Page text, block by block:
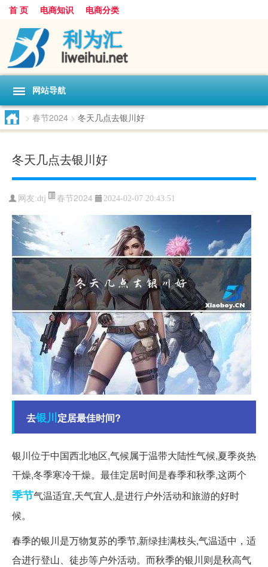
首 页 电商知识 电商分类
网站导航
> 春节2024 > 冬天几点去银川好
冬天几点去银川好
网友:dtj 春节2024 2024-02-07 20:43:51
去银川定居最佳时间?
银川位于中国西北地区,气候属于温带大陆性气候,夏季炎热
干燥,冬季寒冷干燥。最佳定居时间是春季和秋季,这两个
季节气温适宜,天气宜人,是进行户外活动和旅游的好时
候。
春季的银川是万物复苏的季节,新绿挂满枝头,气温适中，适
合进行登山、徒步等户外活动。而秋季的银川则是秋高气